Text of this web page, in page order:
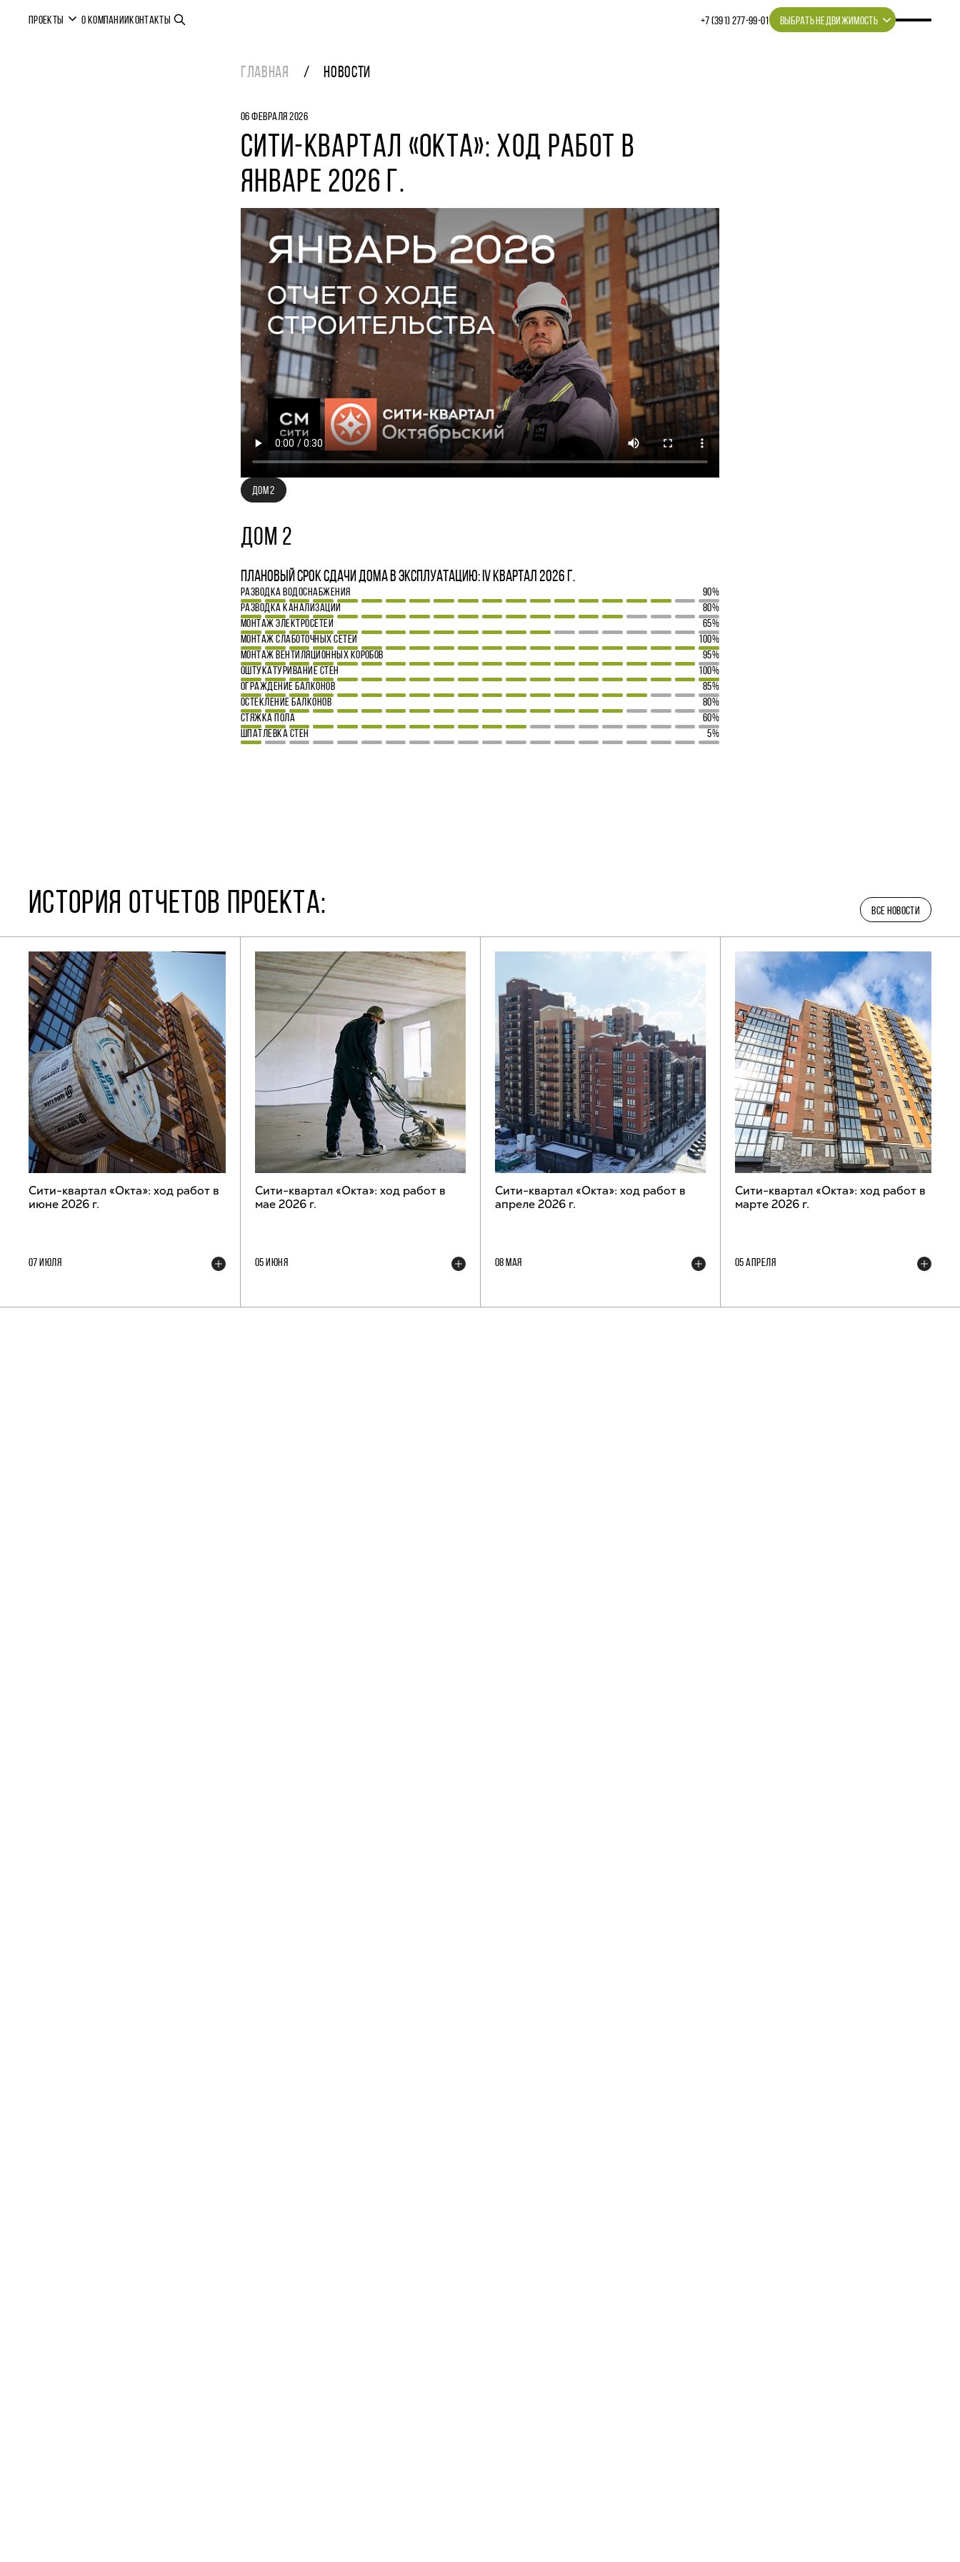
ПРОЕКТЫ О КОМПАНИИКОНТАКТЫ +7 (391) 277‒99‒01 ВЫБРАТЬ НЕДВИЖИМОСТЬ
ГЛАВНАЯ НОВОСТИ
06 ФЕВРАЛЯ 2026
СИТИ-КВАРТАЛ «ОКТА»: ХОД РАБОТ В
ЯНВАРЕ 2026 Г.
ДОМ 2
ДОМ 2
Плановый срок сдачи дома в эксплуатацию: IV квартал 2026 г.
РАЗВОДКА ВОДОСНАБЖЕНИЯ
90%
РАЗВОДКА КАНАЛИЗАЦИИ
80%
МОНТАЖ ЭЛЕКТРОСЕТЕЙ
65%
МОНТАЖ СЛАБОТОЧНЫХ СЕТЕЙ
100%
МОНТАЖ ВЕНТИЛЯЦИОННЫХ КОРОБОВ
95%
ОШТУКАТУРИВАНИЕ СТЕН
100%
ОГРАЖДЕНИЕ БАЛКОНОВ
85%
ОСТЕКЛЕНИЕ БАЛКОНОВ
80%
СТЯЖКА ПОЛА
60%
ШПАТЛЕВКА СТЕН
5%
ИСТОРИЯ ОТЧЕТОВ ПРОЕКТА: ВСЕ НОВОСТИ
Сити-квартал «Окта»: ход работ в
июне 2026 г.
07 ИЮЛЯ
Сити-квартал «Окта»: ход работ в
мае 2026 г.
05 ИЮНЯ
Сити-квартал «Окта»: ход работ в
апреле 2026 г.
08 МАЯ
Сити-квартал «Окта»: ход работ в
марте 2026 г.
05 АПРЕЛЯ